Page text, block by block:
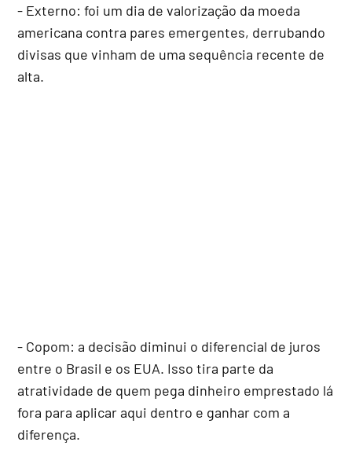
- Externo: foi um dia de valorização da moeda
americana contra pares emergentes, derrubando
divisas que vinham de uma sequência recente de
alta.
- Copom: a decisão diminui o diferencial de juros
entre o Brasil e os EUA. Isso tira parte da
atratividade de quem pega dinheiro emprestado lá
fora para aplicar aqui dentro e ganhar com a
diferença.